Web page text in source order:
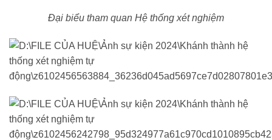
Đại biểu tham quan Hệ thống xét nghiệm